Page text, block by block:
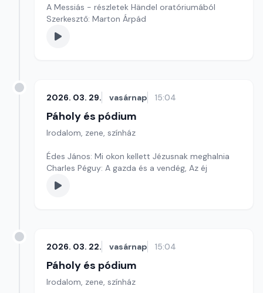
A Messiás - részletek Händel oratóriumából
Szerkesztő: Marton Árpád
2026. 03. 29. vasárnap 15:04
Páholy és pódium
Irodalom, zene, színház
Édes János: Mi okon kellett Jézusnak meghalnia
Charles Péguy: A gazda és a vendég, Az éj
2026. 03. 22. vasárnap 15:04
Páholy és pódium
Irodalom, zene, színház